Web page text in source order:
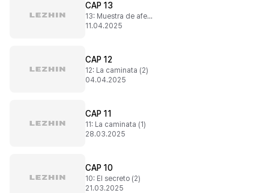
CAP 13
13: Muestra de afecto (1)
11.04.2025
CAP 12
12: La caminata (2)
04.04.2025
CAP 11
11: La caminata (1)
28.03.2025
CAP 10
10: El secreto (2)
21.03.2025